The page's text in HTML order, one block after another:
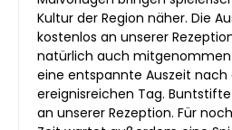
Kultur der Region näher. Die
kostenlos an unserer
natürlich auch
eine entspannte Auszeit nach
ereignisreichen Tag.
an unserer Rezeption. Für